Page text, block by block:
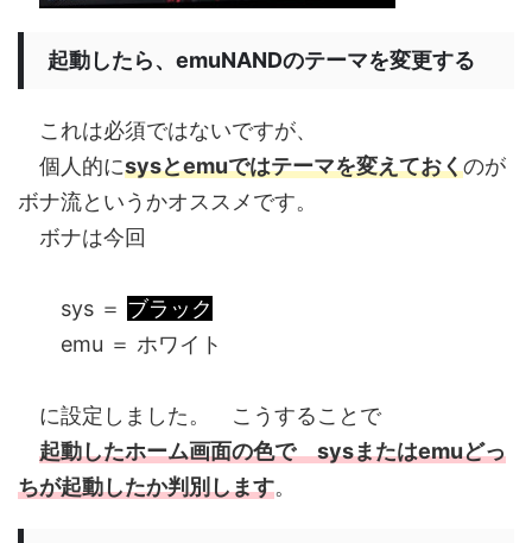
起動したら、emuNANDのテーマを変更する
これは必須ではないですが、
個人的にsysとemuではテーマを変えておくのが
ボナ流というかオススメです。
ボナは今回
sys ＝ ブラック
emu ＝ ホワイト
に設定しました。 こうすることで
起動したホーム画面の色で sysまたはemuどっ
ちが起動したか判別します。